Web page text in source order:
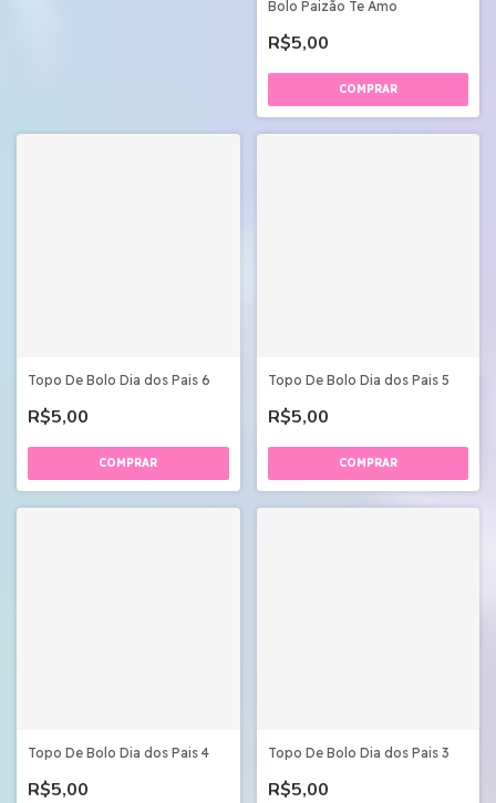
Bolo Paizão Te Amo
R$5,00
Topo De Bolo Dia dos Pais 6
R$5,00
Topo De Bolo Dia dos Pais 5
R$5,00
Topo De Bolo Dia dos Pais 4
R$5,00
Topo De Bolo Dia dos Pais 3
R$5,00